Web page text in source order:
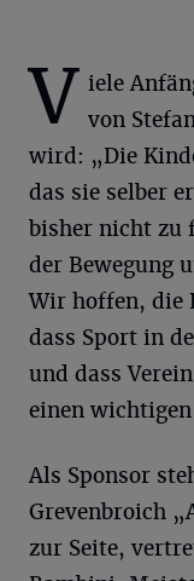
V iele
von
wird: „Die
das sie selber
bisher nicht zu
der Bewegung
Wir hoffen, die
dass Sport in
und dass
einen
Als Sponsor
Grevenbroich
zur Seite,